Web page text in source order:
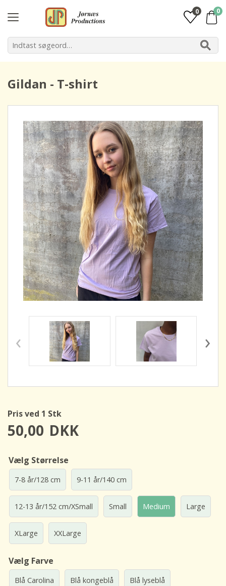
0 0
Gildan - T-shirt
‹ ›
Pris ved 1 Stk
50,00 DKK
Vælg Størrelse
7-8 år/128 cm 9-11 år/140 cm
12-13 år/152 cm/XSmall Small Medium Large
XLarge XXLarge
Vælg Farve
Blå Carolina Blå kongeblå Blå lyseblå